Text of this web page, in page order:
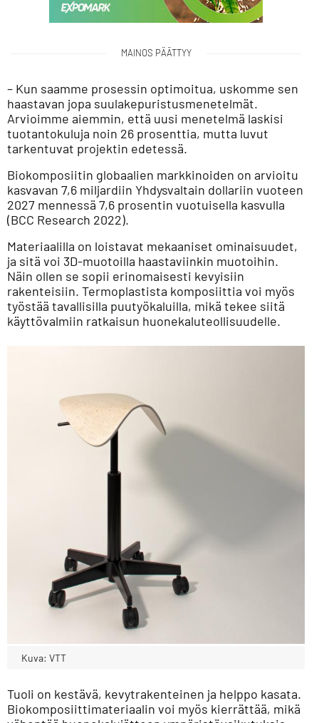
MAINOS PÄÄTTYY
– Kun saamme prosessin optimoitua, uskomme sen
haastavan jopa suulakepuristusmenetelmät.
Arvioimme aiemmin, että uusi menetelmä laskisi
tuotantokuluja noin 26 prosenttia, mutta luvut
tarkentuvat projektin edetessä.
Biokomposiitin globaalien markkinoiden on arvioitu
kasvavan 7,6 miljardiin Yhdysvaltain dollariin vuoteen
2027 mennessä 7,6 prosentin vuotuisella kasvulla
(BCC Research 2022).
Materiaalilla on loistavat mekaaniset ominaisuudet,
ja sitä voi 3D-muotoilla haastaviinkin muotoihin.
Näin ollen se sopii erinomaisesti kevyisiin
rakenteisiin. Termoplastista komposiittia voi myös
työstää tavallisilla puutyökaluilla, mikä tekee siitä
käyttövalmiin ratkaisun huonekaluteollisuudelle.
Kuva: VTT
Tuoli on kestävä, kevytrakenteinen ja helppo kasata.
Biokomposiittimateriaalin voi myös kierrättää, mikä